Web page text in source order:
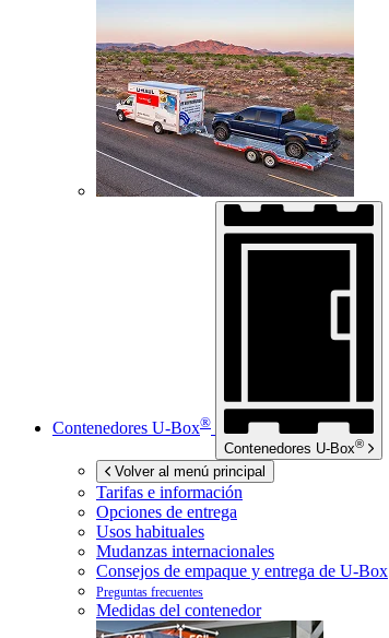
Contenedores U-Box®
Contenedores U-Box®
Volver al menú principal
Tarifas e información
Opciones de entrega
Usos habituales
Mudanzas internacionales
Consejos de empaque y entrega de U-Box
Preguntas frecuentes
Medidas del contenedor